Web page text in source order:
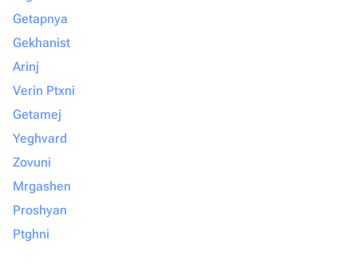
Getapnya
Gekhanist
Arinj
Verin Ptxni
Getamej
Yeghvard
Zovuni
Mrgashen
Proshyan
Ptghni